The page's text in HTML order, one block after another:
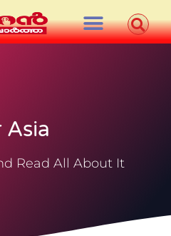
Asia
Read All About It